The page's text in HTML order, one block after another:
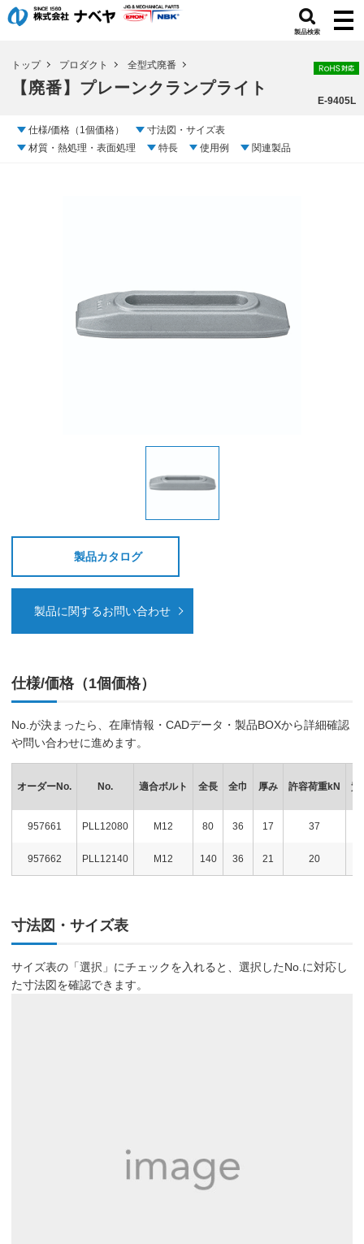
製品検索
トップ プロダクト 全型式廃番
【廃番】プレーンクランプライト
E-9405L
仕様/価格（1個価格）
寸法図・サイズ表
材質・熱処理・表面処理
特長 使用例 関連製品
製品カタログ
製品に関するお問い合わせ
仕様/価格（1個価格）
No.が決まったら、在庫情報・CADデータ・製品BOXから詳細確認
や問い合わせに進めます。
オーダーNo. No. 適合ボルト 全長 全巾 厚み 許容荷重kN 質
957661 PLL12080 M12 80 36 17 37
957662 PLL12140 M12 140 36 21 20
寸法図・サイズ表
サイズ表の「選択」にチェックを入れると、選択したNo.に対応し
た寸法図を確認できます。